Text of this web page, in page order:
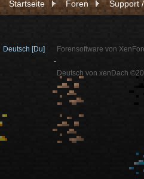
Startseite Foren Support
Deutsch [Du]
Forensoftware von
-
Deutsch von xenDach